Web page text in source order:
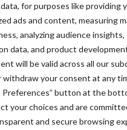
for purposes like providing
ads and content, measuring
analyzing audience
data, and product
will be valid across all our
withdraw your consent at any
Preferences” button at the
your choices and are
and secure browsing
Bemesting